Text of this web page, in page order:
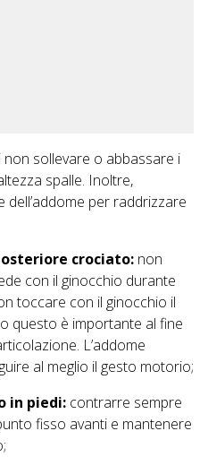
non sollevare o abbassare i
spalle. Inoltre,
per raddrizzare
crociato: non
con il ginocchio durante
toccare con il ginocchio il
questo è importante al fine
L’addome
al meglio il gesto motorio;
in piedi: contrarre sempre
fisso avanti e mantenere